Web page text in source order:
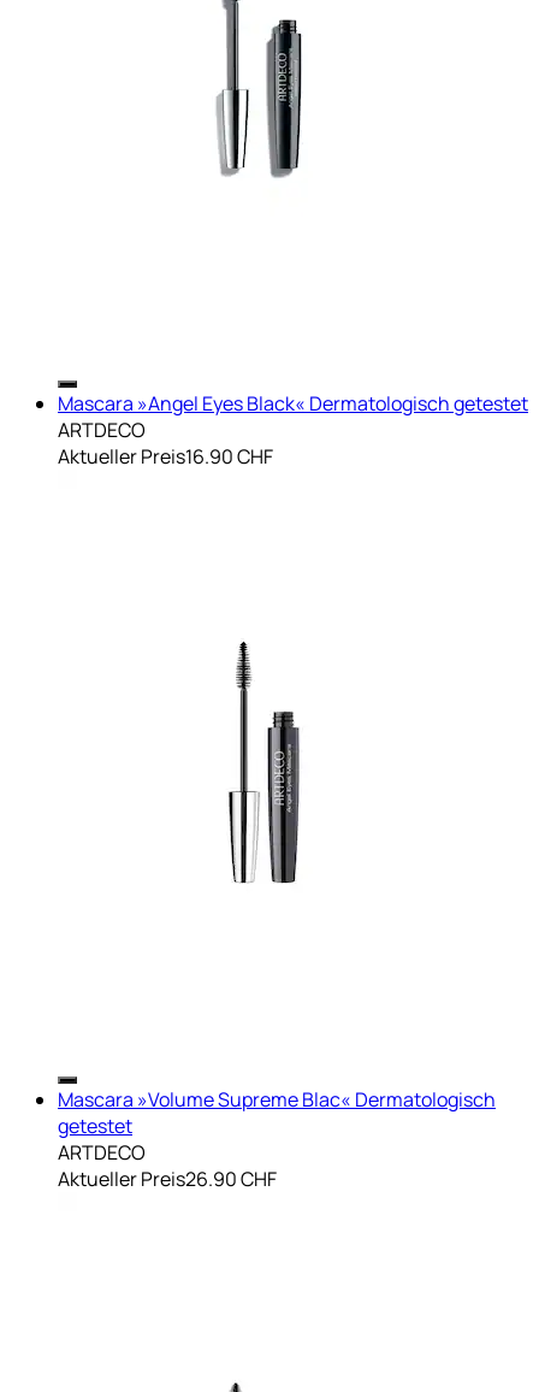
Mascara »Angel Eyes Black« Dermatologisch getestet
ARTDECO
Aktueller Preis16.90 CHF
Mascara »Volume Supreme Blac« Dermatologisch
getestet
ARTDECO
Aktueller Preis26.90 CHF